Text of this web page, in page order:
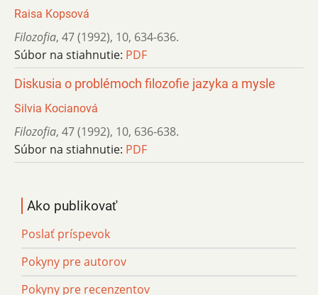
Raisa Kopsová
Filozofia, 47 (1992), 10, 634-636.
Súbor na stiahnutie: PDF
Diskusia o problémoch filozofie jazyka a mysle
Silvia Kocianová
Filozofia, 47 (1992), 10, 636-638.
Súbor na stiahnutie: PDF
Ako publikovať
Poslať príspevok
Pokyny pre autorov
Pokyny pre recenzentov